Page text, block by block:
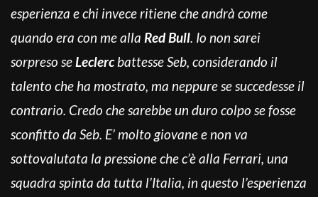
esperienza e chi invece ritiene che andrà come
quando era con me alla Red Bull. Io non sarei
sorpreso seLeclercbattesse Seb, considerando il
talento che ha mostrato, ma neppure se succedesse il
contrario. Credo che sarebbe un duro colpo se fosse
sconfitto da Seb. E’ molto giovane e non va
sottovalutata la pressione che c’è alla Ferrari, una
squadra spinta da tutta l’Italia, in questo l’esperienza